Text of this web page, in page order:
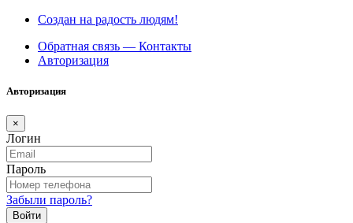
Создан на радость людям!
Обратная связь — Контакты
Авторизация
Авторизация
×
Логин
Пароль
Забыли пароль?
Войти